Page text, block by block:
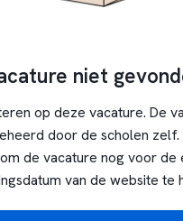
niet
op deze vacature. De
door de scholen
de vacature nog voor de
van de website te